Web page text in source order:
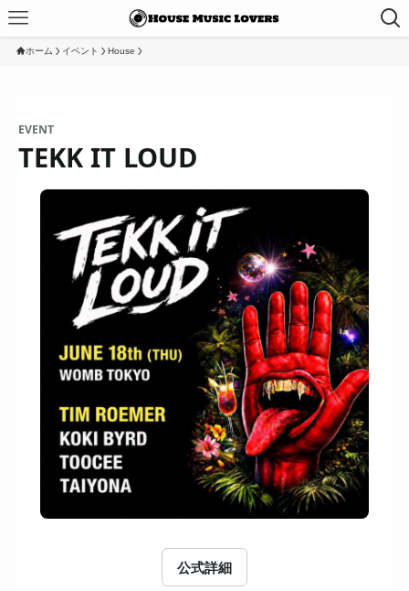
ホーム イベント House
EVENT
TEKK IT LOUD
公式詳細